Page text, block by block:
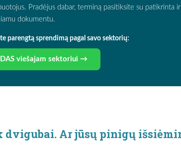
Pradėjus dabar, terminą pasitiksite su patikrinta ir
dokumentu.
parengtą sprendimą pagal savo sektorių:
DAS viešajam sektoriui →
dvigubai. Ar jūsų pinigų